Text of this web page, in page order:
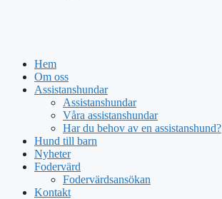
Hem
Om oss
Assistanshundar
Assistanshundar
Våra assistanshundar
Har du behov av en assistanshund?
Hund till barn
Nyheter
Fodervärd
Fodervärdsansökan
Kontakt